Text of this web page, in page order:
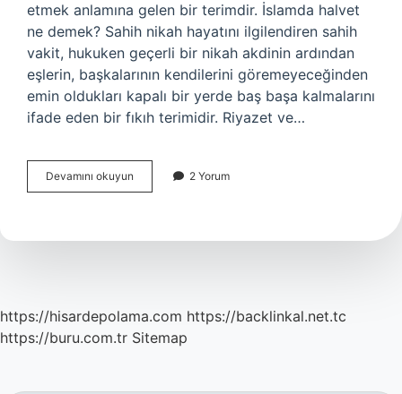
etmek anlamına gelen bir terimdir. İslamda halvet
ne demek? Sahih nikah hayatını ilgilendiren sahih
vakit, hukuken geçerli bir nikah akdinin ardından
eşlerin, başkalarının kendilerini göremeyeceğinden
emin oldukları kapalı bir yerde baş başa kalmalarını
ifade eden bir fıkıh terimidir. Riyazet ve…
Devamını okuyun Osmanlıcada
Halvet
2 Yorum
https://hisardepolama.com https://backlinkal.net.tc
https://buru.com.tr Sitemap